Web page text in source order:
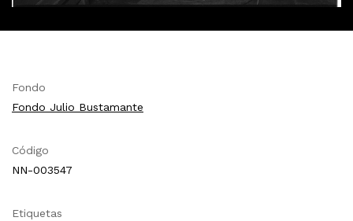
Fondo
Fondo Julio Bustamante
Código
NN-003547
Etiquetas